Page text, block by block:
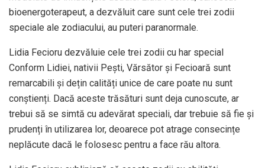
bioenergoterapeut, a dezvăluit care sunt cele trei zodii
speciale ale zodiacului, au puteri paranormale.
Lidia Fecioru dezvăluie cele trei zodii cu har special
Conform Lidiei, nativii Pești, Vărsător și Fecioară sunt
remarcabili și dețin calități unice de care poate nu sunt
conștienți. Dacă aceste trăsături sunt deja cunoscute, ar
trebui să se simtă cu adevărat speciali, dar trebuie să fie și
prudenți în utilizarea lor, deoarece pot atrage consecințe
neplăcute dacă le folosesc pentru a face rău altora.